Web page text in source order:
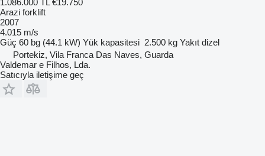
Arazi forklift
2007
4.015 m/s
Güç 60 bg (44.1 kW) Yük kapasitesi 2.500 kg Yakıt dizel
Portekiz, Vila Franca Das Naves, Guarda
Valdemar e Filhos, Lda.
Satıcıyla iletişime geç